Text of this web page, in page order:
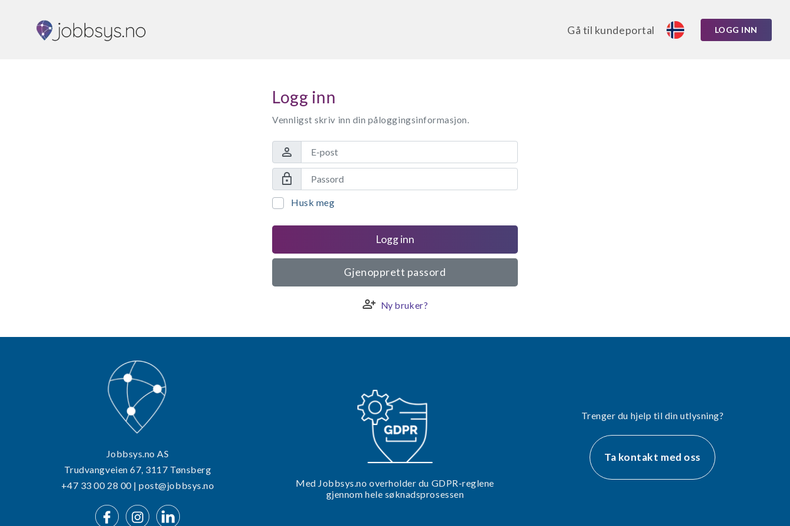
Gå til kundeportal LOGG INN
Logg inn
Vennligst skriv inn din påloggingsinformasjon.
person
lock
Husk meg
Logg inn
Gjenopprett passord
person_add Ny bruker?
Jobbsys.no AS
Trudvangveien 67, 3117 Tønsberg
+47 33 00 28 00 | post@jobbsys.no
Med Jobbsys.no overholder du GDPR-reglene
gjennom hele søknadsprosessen
Trenger du hjelp til din utlysning?
Ta kontakt med oss